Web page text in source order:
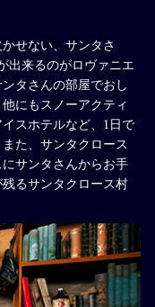
せない、サンタさ
出来るのがロヴァニエ
タさんの部屋でおし
にもスノーアクティ
スホテルなど、1日で
た、サンタクロース
サンタさんからお手
るサンタクロース村